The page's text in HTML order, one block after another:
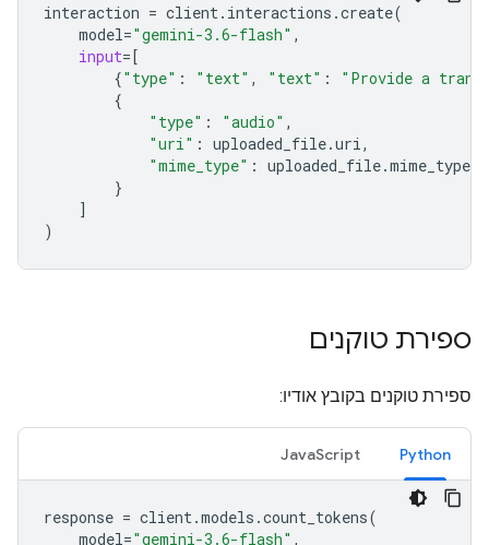
interaction = client . interactions .create(
model="gemini-3.6-flash" ,
input=[
{"type" : "text" , "text" :
"Provide a
{
"type" : "audio" ,
"uri" : uploaded_file.uri ,
"mime_type" : uploaded_file.mime_type
}
]
)
ספירת טוקנים
ספירת טוקנים בקובץ אודיו:
Python
JavaScript
response = client .models .count_tokens(
model="gemini-3.6-flash" ,